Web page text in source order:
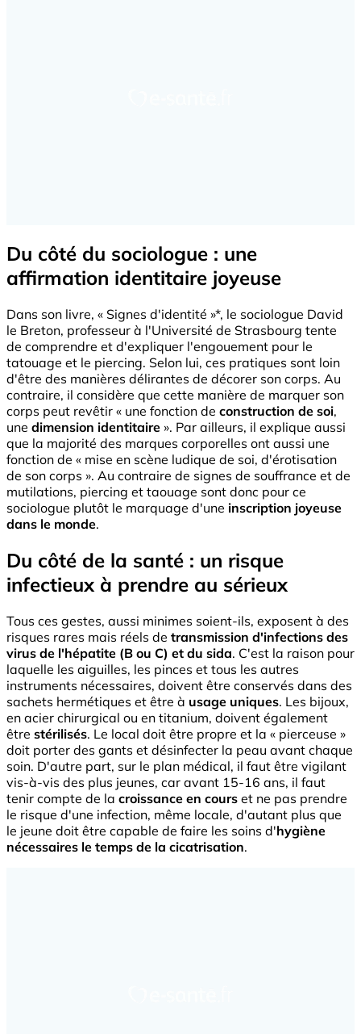
Du côté du sociologue : une
affirmation identitaire joyeuse
Dans son livre, « Signes d'identité »*, le sociologue David
le Breton, professeur à l'Université de Strasbourg tente
de comprendre et d'expliquer l'engouement pour le
tatouage et le piercing. Selon lui, ces pratiques sont loin
d'être des manières délirantes de décorer son corps. Au
contraire, il considère que cette manière de marquer son
corps peut revêtir « une fonction de construction de soi,
une dimension identitaire ». Par ailleurs, il explique aussi
que la majorité des marques corporelles ont aussi une
fonction de « mise en scène ludique de soi, d'érotisation
de son corps ». Au contraire de signes de souffrance et de
mutilations, piercing et taouage sont donc pour ce
sociologue plutôt le marquage d'une inscription joyeuse
dans le monde.
Du côté de la santé : un risque
infectieux à prendre au sérieux
Tous ces gestes, aussi minimes soient-ils, exposent à des
risques rares mais réels de transmission d'infections des
virus de l'hépatite (B ou C) et du sida. C'est la raison pour
laquelle les aiguilles, les pinces et tous les autres
instruments nécessaires, doivent être conservés dans des
sachets hermétiques et être à usage uniques. Les bijoux,
en acier chirurgical ou en titanium, doivent également
être stérilisés. Le local doit être propre et la « pierceuse »
doit porter des gants et désinfecter la peau avant chaque
soin. D'autre part, sur le plan médical, il faut être vigilant
vis-à-vis des plus jeunes, car avant 15-16 ans, il faut
tenir compte de la croissance en cours et ne pas prendre
le risque d'une infection, même locale, d'autant plus que
le jeune doit être capable de faire les soins d'hygiène
nécessaires le temps de la cicatrisation.